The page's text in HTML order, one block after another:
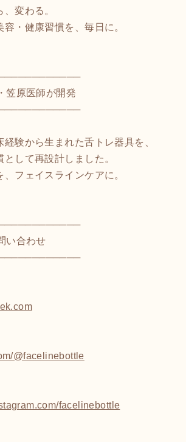
変わる。
・健康習慣を、毎日に。
笠原医師が開発
経験から生まれた舌トレ器具を、
して再設計しました。
フェイスラインケアに。
い合わせ
@facelinebottle
facelinebottle